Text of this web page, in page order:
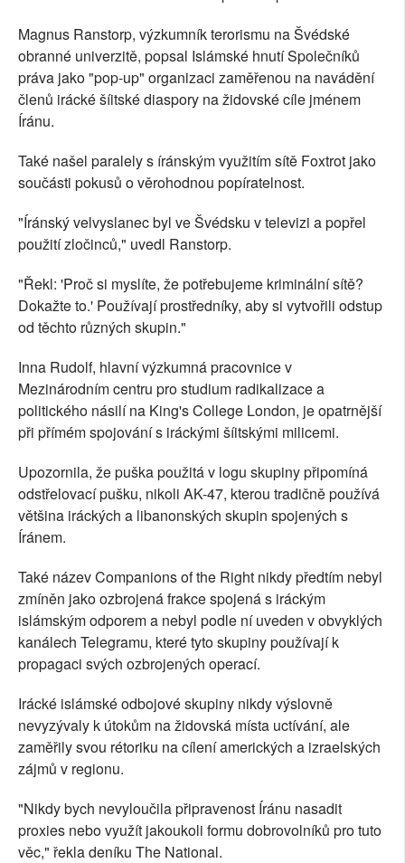
Magnus Ranstorp, výzkumník terorismu na Švédské
obranné univerzitě, popsal Islámské hnutí Společníků
práva jako "pop-up" organizaci zaměřenou na navádění
členů irácké šíitské diaspory na židovské cíle jménem
Íránu.
Také našel paralely s íránským využitím sítě Foxtrot jako
součásti pokusů o věrohodnou popíratelnost.
"Íránský velvyslanec byl ve Švédsku v televizi a popřel
použití zločinců," uvedl Ranstorp.
"Řekl: 'Proč si myslíte, že potřebujeme kriminální sítě?
Dokažte to.' Používají prostředníky, aby si vytvořili odstup
od těchto různých skupin."
Inna Rudolf, hlavní výzkumná pracovnice v
Mezinárodním centru pro studium radikalizace a
politického násilí na King's College London, je opatrnější
při přímém spojování s iráckými šíitskými milicemi.
Upozornila, že puška použitá v logu skupiny připomíná
odstřelovací pušku, nikoli AK-47, kterou tradičně používá
většina iráckých a libanonských skupin spojených s
Íránem.
Také název Companions of the Right nikdy předtím nebyl
zmíněn jako ozbrojená frakce spojená s iráckým
islámským odporem a nebyl podle ní uveden v obvyklých
kanálech Telegramu, které tyto skupiny používají k
propagaci svých ozbrojených operací.
Irácké islámské odbojové skupiny nikdy výslovně
nevyzývaly k útokům na židovská místa uctívání, ale
zaměřily svou rétoriku na cílení amerických a izraelských
zájmů v regionu.
"Nikdy bych nevyloučila připravenost Íránu nasadit
proxies nebo využít jakoukoli formu dobrovolníků pro tuto
věc," řekla deníku The National.